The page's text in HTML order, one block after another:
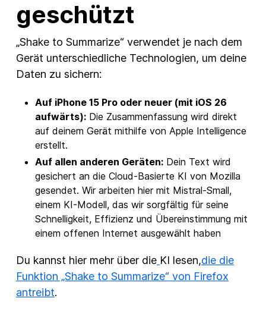
geschützt
„Shake to Summarize“ verwendet je nach dem
Gerät unterschiedliche Technologien, um deine
Daten zu sichern:
Auf iPhone 15 Pro oder neuer (mit iOS 26
aufwärts):Die Zusammenfassung wird direkt
auf deinem Gerät mithilfe von Apple Intelligence
erstellt.
Auf allen anderen Geräten:Dein Text wird
gesichert an die Cloud-Basierte KI von Mozilla
gesendet. Wir arbeiten hier mit Mistral-Small,
einem KI-Modell, das wir sorgfältig für seine
Schnelligkeit, Effizienz und Übereinstimmung mit
einem offenen Internet ausgewählt haben
Du kannst hier mehr über die KI lesen,die die
Funktion „Shake to Summarize“ von Firefox
antreibt.